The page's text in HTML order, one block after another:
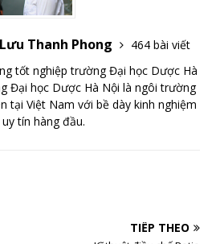
Thanh Phong
464 bài viết
tốt nghiệp trường Đại học Dược Hà
Đại học Dược Hà Nội là ngôi trường
tại Việt Nam với bề dày kinh nghiệm
tín hàng đầu.
TIẾP THEO